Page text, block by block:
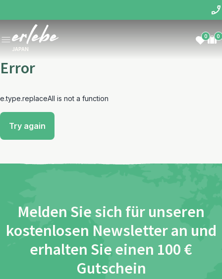
JAPAN
0 0
Error
e.type.replaceAll is not a function
Try again
Melden Sie sich für unseren
kostenlosen Newsletter an und
erhalten Sie einen 100 €
Gutschein